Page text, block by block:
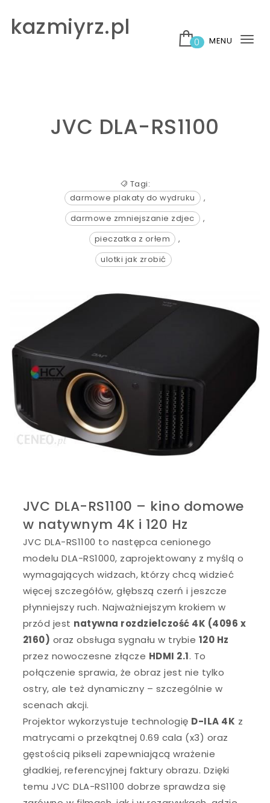
kazmiyrz.pl
0 MENU
JVC DLA-RS1100
Tagi:
darmowe plakaty do wydruku
,
darmowe zmniejszanie zdjec
,
pieczatka z orłem
,
ulotki jak zrobić
JVC DLA-RS1100 – kino domowe
w natywnym 4K i 120 Hz
JVC DLA-RS1100 to następca cenionego
modelu DLA-RS1000, zaprojektowany z myślą o
wymagających widzach, którzy chcą widzieć
więcej szczegółów, głębszą czerń i jeszcze
płynniejszy ruch. Najważniejszym krokiem w
przód jest natywna rozdzielczość 4K (4096 x
2160) oraz obsługa sygnału w trybie 120 Hz
przez nowoczesne złącze HDMI 2.1. To
połączenie sprawia, że obraz jest nie tylko
ostry, ale też dynamiczny – szczególnie w
scenach akcji.
Projektor wykorzystuje technologię D-ILA 4K z
matrycami o przekątnej 0.69 cala (x3) oraz
gęstością pikseli zapewniającą wrażenie
gładkiej, referencyjnej faktury obrazu. Dzięki
temu JVC DLA-RS1100 dobrze sprawdza się